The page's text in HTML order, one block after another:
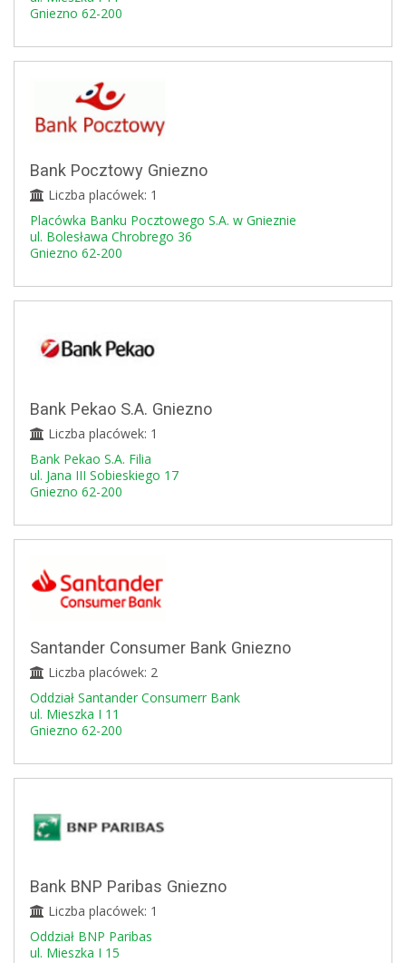
Gniezno 62-200
Bank Pocztowy Gniezno
Liczba placówek: 1
Placówka Banku Pocztowego S.A. w Gnieznie
ul. Bolesława Chrobrego 36
Gniezno 62-200
Bank Pekao S.A. Gniezno
Liczba placówek: 1
Bank Pekao S.A. Filia
ul. Jana III Sobieskiego 17
Gniezno 62-200
Santander Consumer Bank Gniezno
Liczba placówek: 2
Oddział Santander Consumerr Bank
ul. Mieszka I 11
Gniezno 62-200
Bank BNP Paribas Gniezno
Liczba placówek: 1
Oddział BNP Paribas
ul. Mieszka I 15